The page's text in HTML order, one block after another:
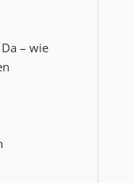
– wie